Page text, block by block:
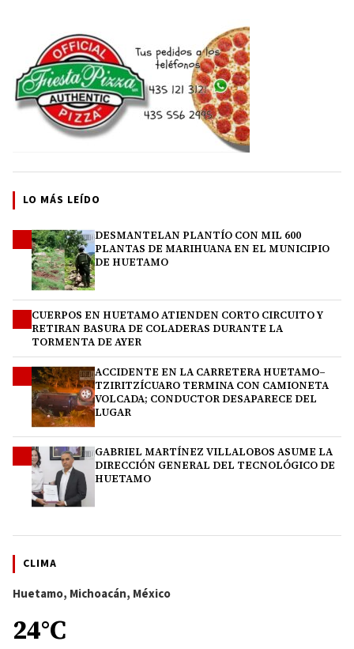
LO MÁS LEÍDO
DESMANTELAN PLANTÍO CON MIL 600
PLANTAS DE MARIHUANA EN EL MUNICIPIO
DE HUETAMO
CUERPOS EN HUETAMO ATIENDEN CORTO CIRCUITO Y
RETIRAN BASURA DE COLADERAS DURANTE LA
TORMENTA DE AYER
ACCIDENTE EN LA CARRETERA HUETAMO–
TZIRITZÍCUARO TERMINA CON CAMIONETA
VOLCADA; CONDUCTOR DESAPARECE DEL
LUGAR
GABRIEL MARTÍNEZ VILLALOBOS ASUME LA
DIRECCIÓN GENERAL DEL TECNOLÓGICO DE
HUETAMO
CLIMA
Huetamo, Michoacán, México
24°C